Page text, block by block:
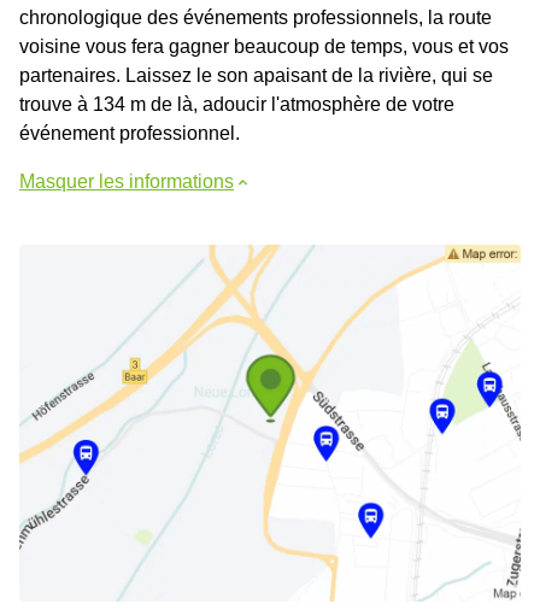
chronologique des événements professionnels, la route
voisine vous fera gagner beaucoup de temps, vous et vos
partenaires. Laissez le son apaisant de la rivière, qui se
trouve à 134 m de là, adoucir l'atmosphère de votre
événement professionnel.
Masquer les informations